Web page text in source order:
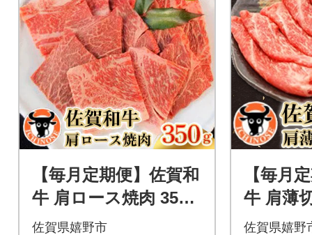
【毎月定期便】佐賀和
牛 肩ロース焼肉 350g
全3回
佐賀県嬉野市
【毎月
牛 肩薄
回
佐賀県嬉野